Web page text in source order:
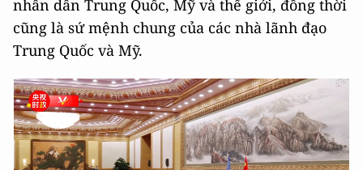
nhân dân Trung Quốc, Mỹ và thế giới, đồng thời
cũng là sứ mệnh chung của các nhà lãnh đạo
Trung Quốc và Mỹ.